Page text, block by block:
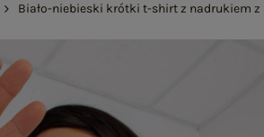
Biało-niebieski krótki t-shirt z nadrukiem z